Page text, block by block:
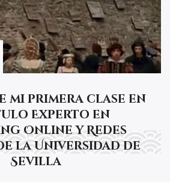
mi primera clase en
Experto en
Online y Redes
la Universidad de
Sevilla